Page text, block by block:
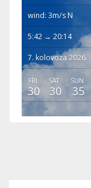
wind: 3m/s N
5:42 → 20:14
7. kolovoza 2026.
FRI
30
SAT
30
SUN
35